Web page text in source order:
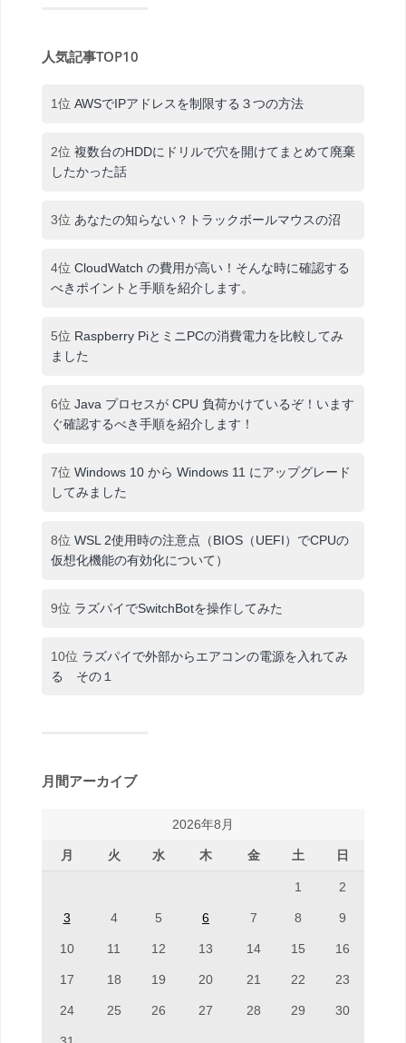
人気記事TOP10
1位 AWSでIPアドレスを制限する３つの方法
2位 複数台のHDDにドリルで穴を開けてまとめて廃棄
したかった話
3位 あなたの知らない？トラックボールマウスの沼
4位 CloudWatch の費用が高い！そんな時に確認する
べきポイントと手順を紹介します。
5位 Raspberry PiとミニPCの消費電力を比較してみ
ました
6位 Java プロセスが CPU 負荷かけているぞ！います
ぐ確認するべき手順を紹介します！
7位 Windows 10 から Windows 11 にアップグレード
してみました
8位 WSL 2使用時の注意点（BIOS（UEFI）でCPUの
仮想化機能の有効化について）
9位 ラズパイでSwitchBotを操作してみた
10位 ラズパイで外部からエアコンの電源を入れてみ
る その１
月間アーカイブ
2026年8月
月 火 水 木 金 土 日
1 2
3 4 5 6 7 8 9
10 11 12 13 14 15 16
17 18 19 20 21 22 23
24 25 26 27 28 29 30